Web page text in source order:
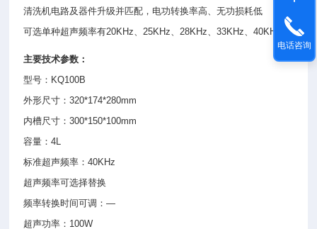
清洗机电路及器件升级并匹配，电功转换率高、无功损耗低
可选单种超声频率有20KHz、25KHz、28KHz、33KHz、40KHz
主要技术参数：
型号：KQ100B
外形尺寸：320*174*280mm
内槽尺寸：300*150*100mm
容量：4L
标准超声频率：40KHz
超声频率可选择替换
频率转换时间可调：—
超声功率：100W
电话咨询